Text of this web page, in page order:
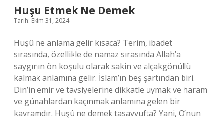
Huşu Etmek Ne Demek
Tarih: Ekim 31, 2024
Huşû ne anlama gelir kısaca? Terim, ibadet
sırasında, özellikle de namaz sırasında Allah’a
saygının ön koşulu olarak sakin ve alçakgönüllü
kalmak anlamına gelir. İslam’ın beş şartından biri.
Din’in emir ve tavsiyelerine dikkatle uymak ve haram
ve günahlardan kaçınmak anlamına gelen bir
kavramdır. Huşû ne demek tasavvufta? Yani, O’nun